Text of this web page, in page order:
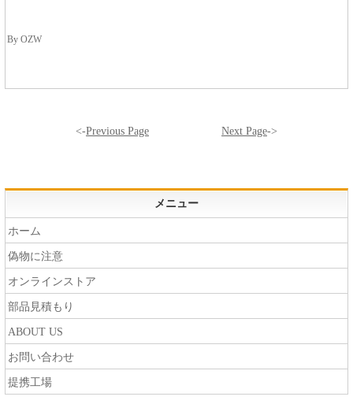
By OZW
<-Previous Page Next Page->
メニュー
ホーム
偽物に注意
オンラインストア
部品見積もり
ABOUT US
お問い合わせ
提携工場